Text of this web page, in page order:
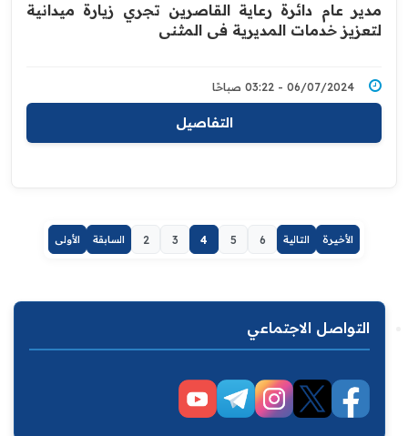
مدير عام دائرة رعاية القاصرين تجري زيارة ميدانية
لتعزيز خدمات المديرية في المثنى
06/07/2024 - 03:22 صباحًا
التفاصيل
الأولى السابقة 2 3 4 5 6 التالية الأخيرة
التواصل الاجتماعي